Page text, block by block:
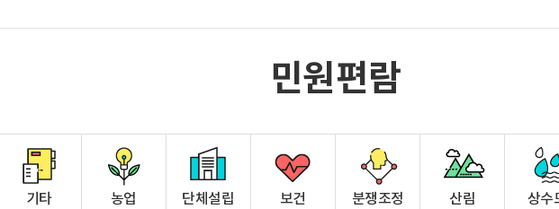
민원편람
기타 농업 단체설립 보건 분쟁조정 산림 상수